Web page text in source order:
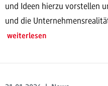
und Ideen hierzu vorstellen
und die
weiterlesen